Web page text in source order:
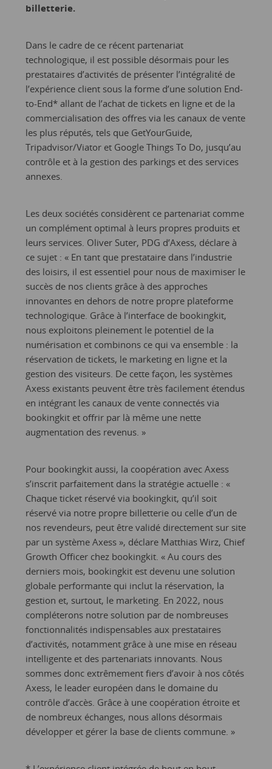
billetterie.
Dans le cadre de ce récent partenariat
technologique, il est possible désormais pour les
prestataires d’activités de présenter l’intégralité de
l’expérience client sous la forme d’une solution End-
to-End* allant de l’achat de tickets en ligne et de la
commercialisation des offres via les canaux de vente
les plus réputés, tels que GetYourGuide,
Tripadvisor/Viator et Google Things To Do, jusqu’au
contrôle et à la gestion des parkings et des services
annexes.
Les deux sociétés considèrent ce partenariat comme
un complément optimal à leurs propres produits et
leurs services. Oliver Suter, PDG d’Axess, déclare à
ce sujet : « En tant que prestataire dans l’industrie
des loisirs, il est essentiel pour nous de maximiser le
succès de nos clients grâce à des approches
innovantes en dehors de notre propre plateforme
technologique. Grâce à l’interface de bookingkit,
nous exploitons pleinement le potentiel de la
numérisation et combinons ce qui va ensemble : la
réservation de tickets, le marketing en ligne et la
gestion des visiteurs. De cette façon, les systèmes
Axess existants peuvent être très facilement étendus
en intégrant les canaux de vente connectés via
bookingkit et offrir par là même une nette
augmentation des revenus. »
Pour bookingkit aussi, la coopération avec Axess
s’inscrit parfaitement dans la stratégie actuelle : «
Chaque ticket réservé via bookingkit, qu’il soit
réservé via notre propre billetterie ou celle d’un de
nos revendeurs, peut être validé directement sur site
par un système Axess », déclare Matthias Wirz, Chief
Growth Officer chez bookingkit. « Au cours des
derniers mois, bookingkit est devenu une solution
globale performante qui inclut la réservation, la
gestion et, surtout, le marketing. En 2022, nous
compléterons notre solution par de nombreuses
fonctionnalités indispensables aux prestataires
d’activités, notamment grâce à une mise en réseau
intelligente et des partenariats innovants. Nous
sommes donc extrêmement fiers d’avoir à nos côtés
Axess, le leader européen dans le domaine du
contrôle d’accès. Grâce à une coopération étroite et
de nombreux échanges, nous allons désormais
développer et gérer la base de clients commune. »